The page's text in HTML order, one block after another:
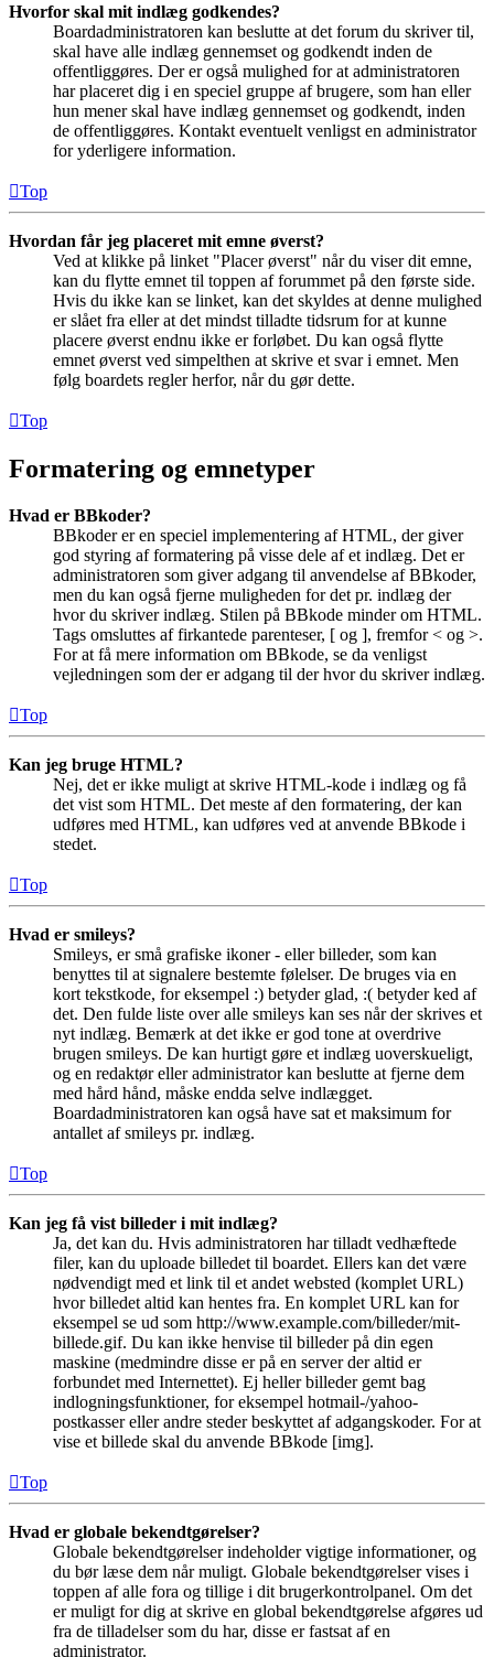
Hvorfor skal mit indlæg godkendes?
Boardadministratoren kan beslutte at det forum du skriver til,
skal have alle indlæg gennemset og godkendt inden de
offentliggøres. Der er også mulighed for at administratoren
har placeret dig i en speciel gruppe af brugere, som han eller
hun mener skal have indlæg gennemset og godkendt, inden
de offentliggøres. Kontakt eventuelt venligst en administrator
for yderligere information.
Top
Hvordan får jeg placeret mit emne øverst?
Ved at klikke på linket "Placer øverst" når du viser dit emne,
kan du flytte emnet til toppen af forummet på den første side.
Hvis du ikke kan se linket, kan det skyldes at denne mulighed
er slået fra eller at det mindst tilladte tidsrum for at kunne
placere øverst endnu ikke er forløbet. Du kan også flytte
emnet øverst ved simpelthen at skrive et svar i emnet. Men
følg boardets regler herfor, når du gør dette.
Top
Formatering og emnetyper
Hvad er BBkoder?
BBkoder er en speciel implementering af HTML, der giver
god styring af formatering på visse dele af et indlæg. Det er
administratoren som giver adgang til anvendelse af BBkoder,
men du kan også fjerne muligheden for det pr. indlæg der
hvor du skriver indlæg. Stilen på BBkode minder om HTML.
Tags omsluttes af firkantede parenteser, [ og ], fremfor < og >.
For at få mere information om BBkode, se da venligst
vejledningen som der er adgang til der hvor du skriver indlæg.
Top
Kan jeg bruge HTML?
Nej, det er ikke muligt at skrive HTML-kode i indlæg og få
det vist som HTML. Det meste af den formatering, der kan
udføres med HTML, kan udføres ved at anvende BBkode i
stedet.
Top
Hvad er smileys?
Smileys, er små grafiske ikoner - eller billeder, som kan
benyttes til at signalere bestemte følelser. De bruges via en
kort tekstkode, for eksempel :) betyder glad, :( betyder ked af
det. Den fulde liste over alle smileys kan ses når der skrives et
nyt indlæg. Bemærk at det ikke er god tone at overdrive
brugen smileys. De kan hurtigt gøre et indlæg uoverskueligt,
og en redaktør eller administrator kan beslutte at fjerne dem
med hård hånd, måske endda selve indlægget.
Boardadministratoren kan også have sat et maksimum for
antallet af smileys pr. indlæg.
Top
Kan jeg få vist billeder i mit indlæg?
Ja, det kan du. Hvis administratoren har tilladt vedhæftede
filer, kan du uploade billedet til boardet. Ellers kan det være
nødvendigt med et link til et andet websted (komplet URL)
hvor billedet altid kan hentes fra. En komplet URL kan for
eksempel se ud som http://www.example.com/billeder/mit-
billede.gif. Du kan ikke henvise til billeder på din egen
maskine (medmindre disse er på en server der altid er
forbundet med Internettet). Ej heller billeder gemt bag
indlogningsfunktioner, for eksempel hotmail-/yahoo-
postkasser eller andre steder beskyttet af adgangskoder. For at
vise et billede skal du anvende BBkode [img].
Top
Hvad er globale bekendtgørelser?
Globale bekendtgørelser indeholder vigtige informationer, og
du bør læse dem når muligt. Globale bekendtgørelser vises i
toppen af alle fora og tillige i dit brugerkontrolpanel. Om det
er muligt for dig at skrive en global bekendtgørelse afgøres ud
fra de tilladelser som du har, disse er fastsat af en
administrator.